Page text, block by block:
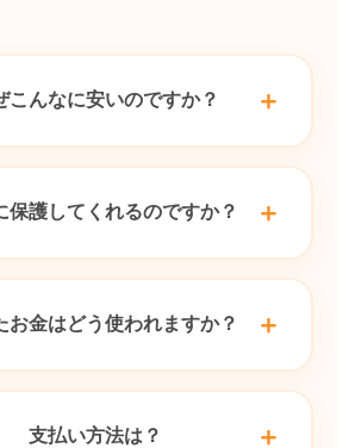
こんなに安いのですか？
保護してくれるのですか？
お金はどう使われますか？
支払い方法は？